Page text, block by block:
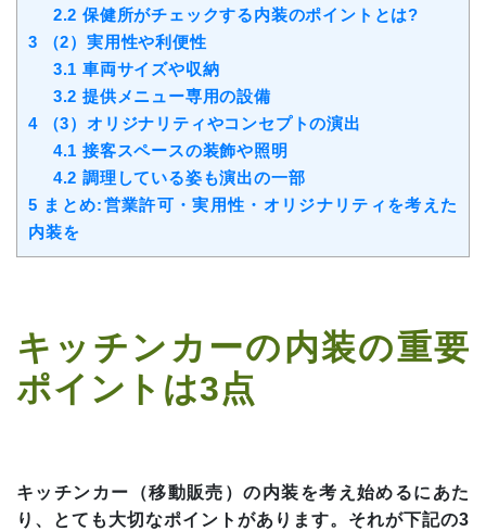
2.2 保健所がチェックする内装のポイントとは?
3 （2）実用性や利便性
3.1 車両サイズや収納
3.2 提供メニュー専用の設備
4（3）オリジナリティやコンセプトの演出
4.1 接客スペースの装飾や照明
4.2 調理している姿も演出の一部
5 まとめ:営業許可・実用性・オリジナリティを考えた
内装を
キッチンカーの内装の重要
ポイントは3点
キッチンカー（移動販売）の内装を考え始めるにあた
り、とても大切なポイントがあります。それが下記の3